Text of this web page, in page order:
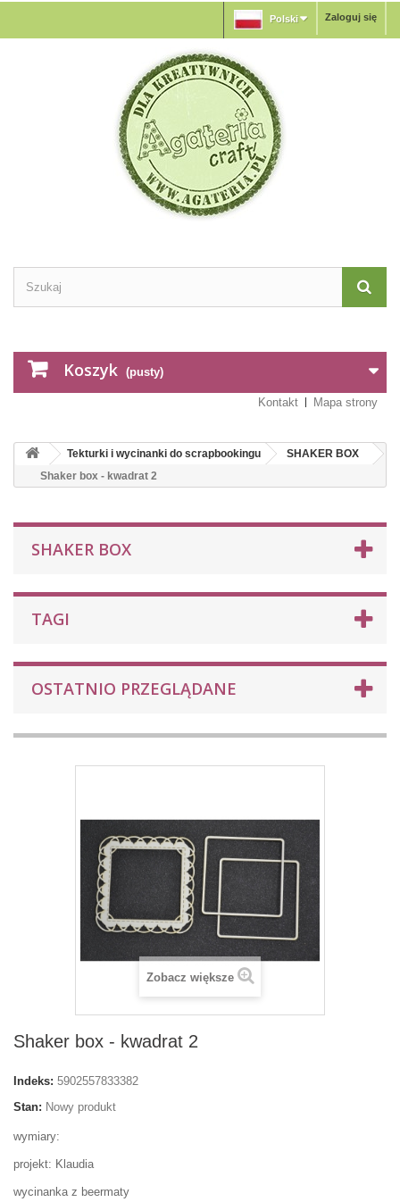
Zaloguj się
Polski
Koszyk (pusty)
Kontakt Mapa strony
Tekturki i wycinanki do scrapbookingu
SHAKER BOX
Shaker box - kwadrat 2
SHAKER BOX
TAGI
OSTATNIO PRZEGLĄDANE
Zobacz większe
Shaker box - kwadrat 2
Indeks: 5902557833382
Stan: Nowy produkt
wymiary:
projekt: Klaudia
wycinanka z beermaty